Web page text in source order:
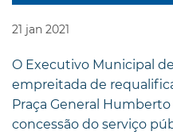
21 jan 2021
O Executivo Municipal
empreitada de
Praça General Humberto
concessão do serviço